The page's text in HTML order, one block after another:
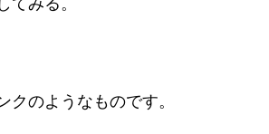
みる。
のようなものです。